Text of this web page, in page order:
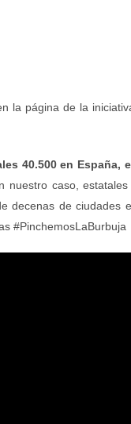
la página de la
40.500 en España,
nuestro caso, estatales
decenas de ciudades
#PinchemosLaBurbuja